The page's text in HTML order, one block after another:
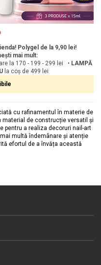
Polygel de la 9,90 lei!
mai mult:
la 170 - 199 - 299 lei • LAMPĂ
la coș de 499 lei
cu rafinamentul în materie de
material de construcție versatil și
pentru a realiza decoruri nail-art
multă îndemânare și atenție
efortul de a învăța această